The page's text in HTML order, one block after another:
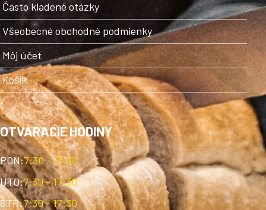
Často kladené otázky
Všeobecné obchodné podmienky
Môj účet
Košík
OTVÁRACIE HODINY
PON:7:30 - 17:30
UTO:7:30 - 17:30
STR:7:30 - 17:30